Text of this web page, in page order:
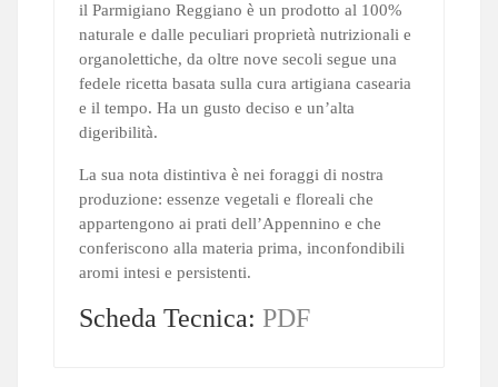
il Parmigiano Reggiano è un prodotto al 100%
naturale e dalle peculiari proprietà nutrizionali e
organolettiche, da oltre nove secoli segue una
fedele ricetta basata sulla cura artigiana casearia
e il tempo. Ha un gusto deciso e un’alta
digeribilità.
La sua nota distintiva è nei foraggi di nostra
produzione: essenze vegetali e floreali che
appartengono ai prati dell’Appennino e che
conferiscono alla materia prima, inconfondibili
aromi intesi e persistenti.
Scheda Tecnica: PDF